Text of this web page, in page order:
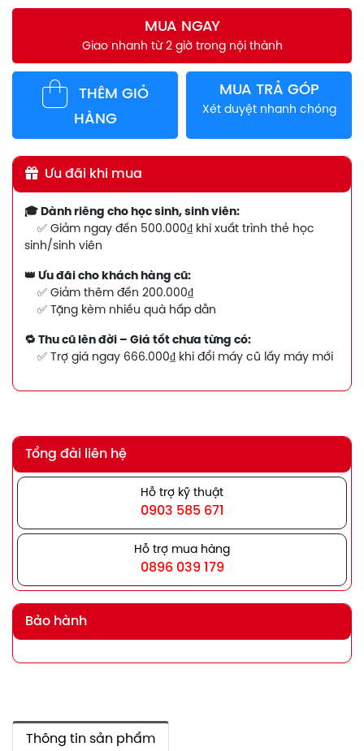
MUA NGAY
Giao nhanh từ 2 giờ trong nội thành
THÊM GIỎ
HÀNG
MUA TRẢ GÓP
Xét duyệt nhanh chóng
Ưu đãi khi mua
🎓 Dành riêng cho học sinh, sinh viên:
✅ Giảm ngay đến 500.000₫ khi xuất trình thẻ học
sinh/sinh viên
👑 Ưu đãi cho khách hàng cũ:
✅ Giảm thêm đến 200.000₫
✅ Tặng kèm nhiều quà hấp dẫn
🔁 Thu cũ lên đời – Giá tốt chưa từng có:
✅ Trợ giá ngay 666.000₫ khi đổi máy cũ lấy máy mới
Tổng đài liên hệ
Hỗ trợ kỹ thuật
0903 585 671
Hỗ trợ mua hàng
0896 039 179
Bảo hành
Thông tin sản phẩm